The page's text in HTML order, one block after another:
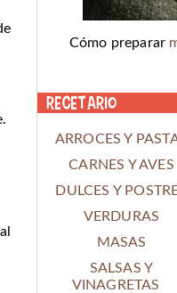
Cómo preparar
Recetario
ARROCES Y
CARNES Y AVES
DULCES Y
VERDURAS
MASAS
SALSAS Y
VINAGRETAS